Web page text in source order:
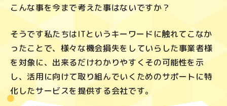
こんな事を今まで考えた事はないですか？
そうです私たちはITというキーワードに触れてこなか
ったことで、 様々な機会損失をしていらした事業者様
を対象に、 出来るだけわかりやすくその可能性を示
し、 活用に向けて取り組んでいくためのサポートに特
化したサービスを提供する会社です。